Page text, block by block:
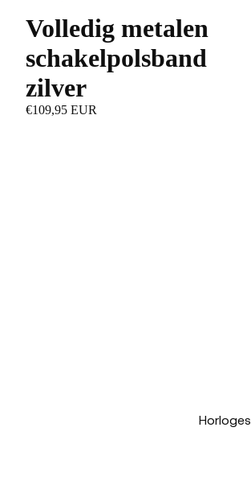
Horloges
Volledig metalen
schakelpolsband
zilver
€109,95 EUR